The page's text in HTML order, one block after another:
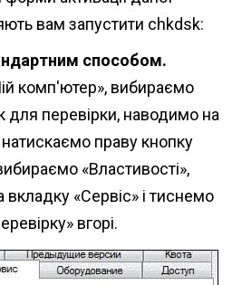
вам запустити chkdsk:
способом.
комп'ютер», вибираємо
для перевірки, наводимо на
натискаємо праву кнопку
«Властивості»,
«Сервіс» і тиснемо
вгорі.